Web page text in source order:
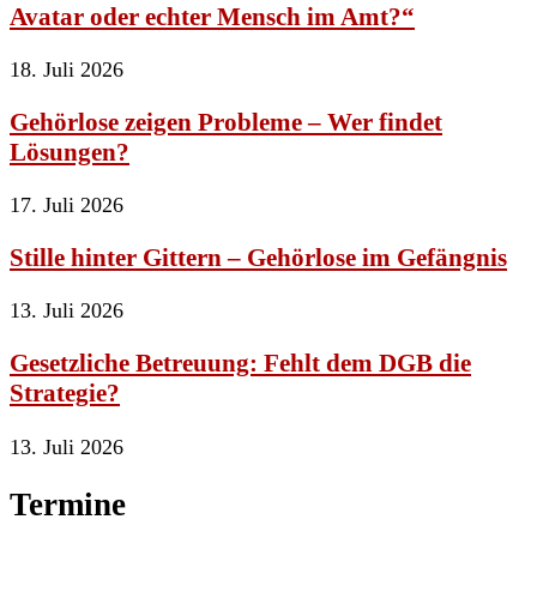
Avatar oder echter Mensch im Amt?“
18. Juli 2026
Gehörlose zeigen Probleme – Wer findet
Lösungen?
17. Juli 2026
Stille hinter Gittern – Gehörlose im Gefängnis
13. Juli 2026
Gesetzliche Betreuung: Fehlt dem DGB die
Strategie?
13. Juli 2026
Termine